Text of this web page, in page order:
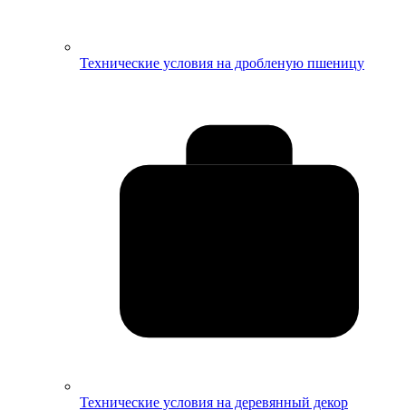
Технические условия на дробленую пшеницу
Технические условия на деревянный декор